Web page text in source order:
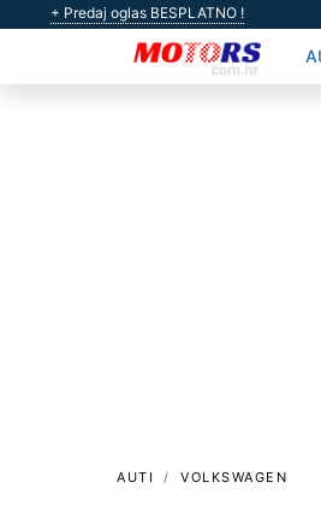
+ Predaj oglas BESPLATNO !
AUTI VOLKSWAGEN